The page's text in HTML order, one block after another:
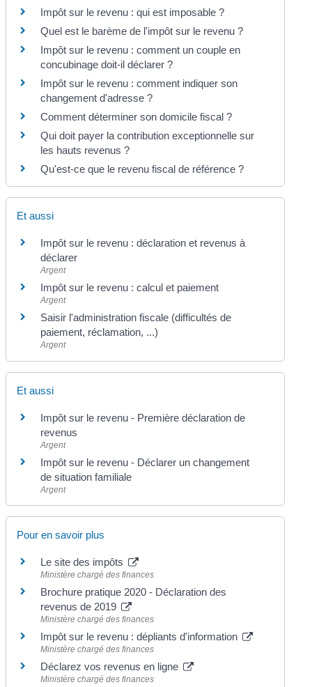
Impôt sur le revenu : qui est imposable ?
Quel est le barème de l'impôt sur le revenu ?
Impôt sur le revenu : comment un couple en
concubinage doit-il déclarer ?
Impôt sur le revenu : comment indiquer son
changement d'adresse ?
Comment déterminer son domicile fiscal ?
Qui doit payer la contribution exceptionnelle sur
les hauts revenus ?
Qu'est-ce que le revenu fiscal de référence ?
Et aussi
Impôt sur le revenu : déclaration et revenus à
déclarer
Argent
Impôt sur le revenu : calcul et paiement
Argent
Saisir l'administration fiscale (difficultés de
paiement, réclamation, ...)
Argent
Et aussi
Impôt sur le revenu - Première déclaration de
revenus
Argent
Impôt sur le revenu - Déclarer un changement
de situation familiale
Argent
Pour en savoir plus
Le site des impôts
Ministère chargé des finances
Brochure pratique 2020 - Déclaration des
revenus de 2019
Ministère chargé des finances
Impôt sur le revenu : dépliants d'information
Ministère chargé des finances
Déclarez vos revenus en ligne
Ministère chargé des finances